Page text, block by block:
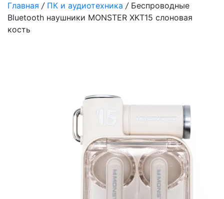
Главная / ПК и аудиотехника / Беспроводные
Bluetooth наушники MONSTER XKT15 слоновая
кость